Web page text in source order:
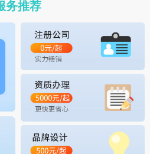
费用详解？看这篇就够了
京公司注册条件详解就这么办
代理记账注意事项详解
费用详解？看这篇就够了
务推荐